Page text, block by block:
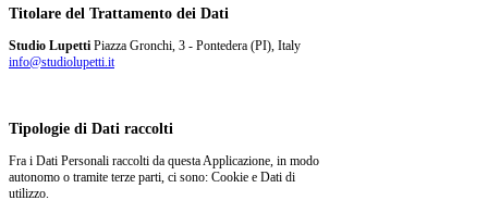
Titolare del Trattamento dei Dati
Studio Lupetti Piazza Gronchi, 3 - Pontedera (PI), Italy
info@studiolupetti.it
Tipologie di Dati raccolti
Fra i Dati Personali raccolti da questa Applicazione, in modo
autonomo o tramite terze parti, ci sono: Cookie e Dati di
utilizzo.